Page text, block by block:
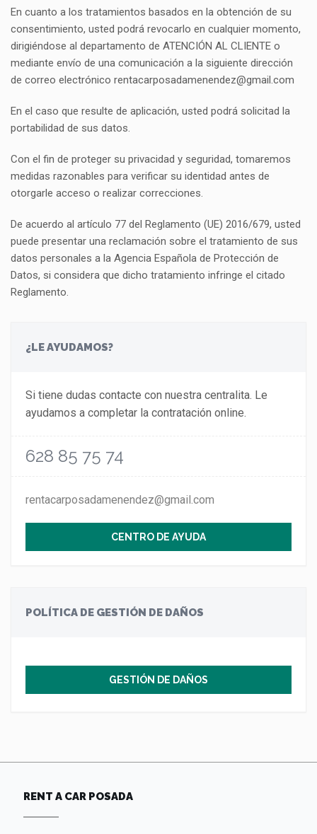
En cuanto a los tratamientos basados en la obtención de su
consentimiento, usted podrá revocarlo en cualquier momento,
dirigiéndose al departamento de ATENCIÓN AL CLIENTE o
mediante envío de una comunicación a la siguiente dirección
de correo electrónico rentacarposadamenendez@gmail.com
En el caso que resulte de aplicación, usted podrá solicitad la
portabilidad de sus datos.
Con el fin de proteger su privacidad y seguridad, tomaremos
medidas razonables para verificar su identidad antes de
otorgarle acceso o realizar correcciones.
De acuerdo al artículo 77 del Reglamento (UE) 2016/679, usted
puede presentar una reclamación sobre el tratamiento de sus
datos personales a la Agencia Española de Protección de
Datos, si considera que dicho tratamiento infringe el citado
Reglamento.
¿LE AYUDAMOS?
Si tiene dudas contacte con nuestra centralita. Le
ayudamos a completar la contratación online.
628 85 75 74
rentacarposadamenendez@gmail.com
CENTRO DE AYUDA
POLÍTICA DE GESTIÓN DE DAÑOS
GESTIÓN DE DAÑOS
RENT A CAR POSADA